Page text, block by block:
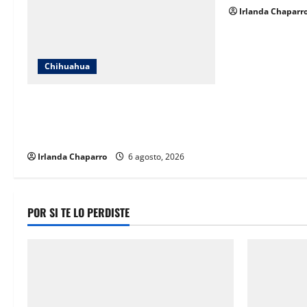
Chihuahua
Irlanda Chaparro 6 agosto, 2026
Irlanda
POR SI TE LO PERDISTE